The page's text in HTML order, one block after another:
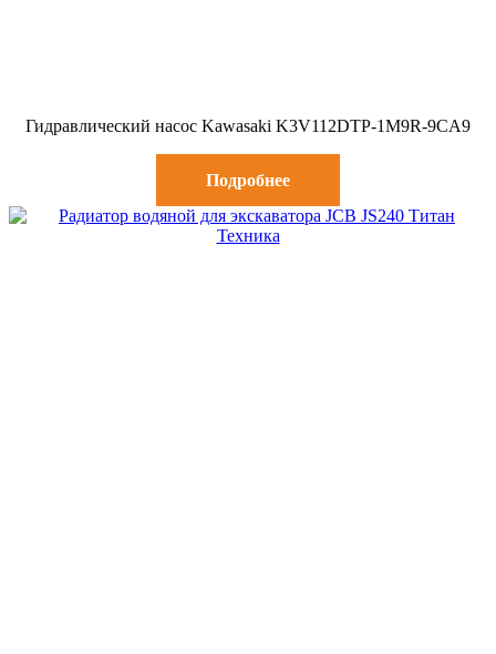
Гидравлический насос Kawasaki K3V112DTP-1M9R-9CA9
Подробнее